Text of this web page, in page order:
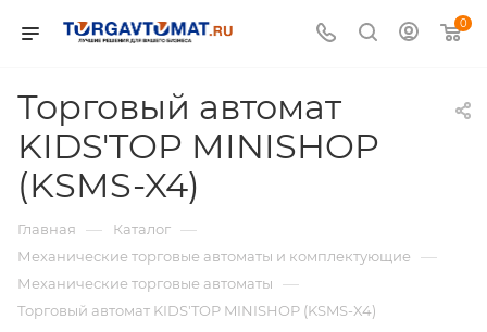
0
Торговый автомат
KIDS'TOP MINISHOP
(KSMS-X4)
Главная — Каталог —
Механические торговые автоматы и комплектующие —
Механические торговые автоматы —
Торговый автомат KIDS'TOP MINISHOP (KSMS-X4)